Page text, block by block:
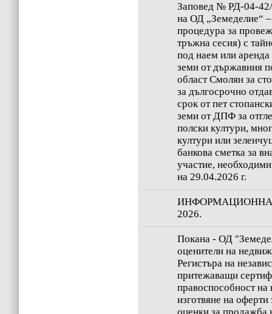
Заповед № РД-04-42/
на ОД „Земеделие“
процедура за
тръжна сесия) с
под наем или
земи от държавния
област Смолян за
за дългосрочно
срок от пет
земи от ДПФ за
полски култури,
култури или
банкова сметка за
участие,
на 29.04.2026 г.
2026.
Покана - ОД
оценители на
Регистъра на
притежаващи
правоспособност
изготвяне на оферти